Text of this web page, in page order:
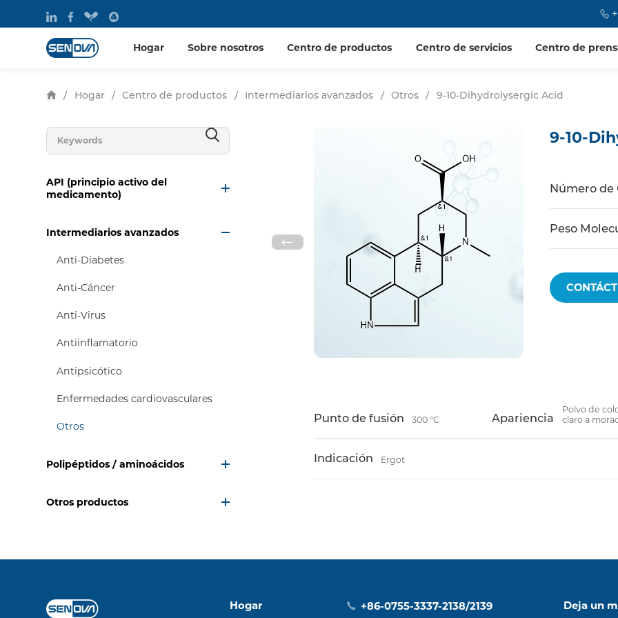
Hogar Sobre nosotros Centro de productos Centro de servicios Centro de
/ Hogar / Centro de productos / Intermediarios avanzados / Otros / 9-10-Dihydrolysergic Acid
API (principio activo del
medicamento)
Intermediarios avanzados
Anti-Diabetes
Anti-Cáncer
Anti-Virus
Antiinflamatorio
Antipsicótico
Enfermedades cardiovasculares
Otros
Polipéptidos / aminoácidos
Otros productos
9-10-
Número de
Peso
Punto de fusión 300 °C Apariencia
Polvo de
claro a
Indicación Ergot
Hogar +86-0755-3337-2138/2139 Deja un